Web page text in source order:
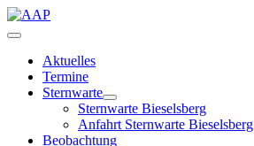
Aktuelles
Termine
Sternwarte
Sternwarte Bieselsberg
Anfahrt Sternwarte Bieselsberg
Beobachtung